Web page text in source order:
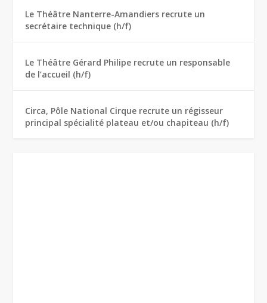
Le Théâtre Nanterre-Amandiers recrute un
secrétaire technique (h/f)
Le Théâtre Gérard Philipe recrute un responsable
de l’accueil (h/f)
Circa, Pôle National Cirque recrute un régisseur
principal spécialité plateau et/ou chapiteau (h/f)